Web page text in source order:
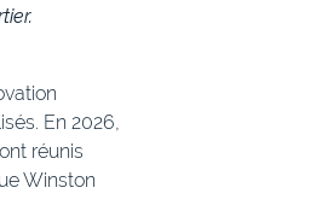
En 2026,
réunis
Winston